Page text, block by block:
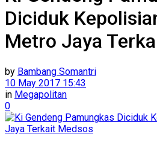
Diciduk
Metro Jaya
by Bambang Somantri
10 May 2017 15:43
in Megapolitan
0